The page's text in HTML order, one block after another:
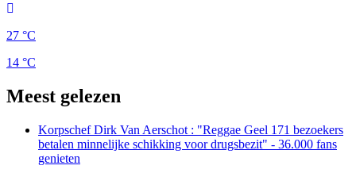
27 °C
14 °C
Meest gelezen
Korpschef Dirk Van Aerschot : "Reggae Geel 171 bezoekers
betalen minnelijke schikking voor drugsbezit" - 36.000 fans
genieten